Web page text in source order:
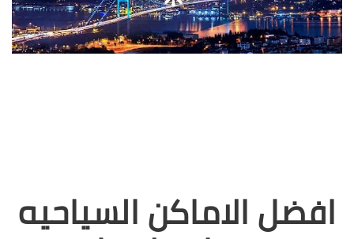
الاماكن السياحيه